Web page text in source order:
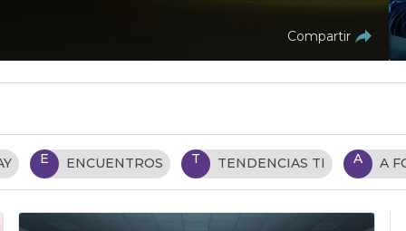
Compartir
E ENCUENTROS T TENDENCIAS TI A A